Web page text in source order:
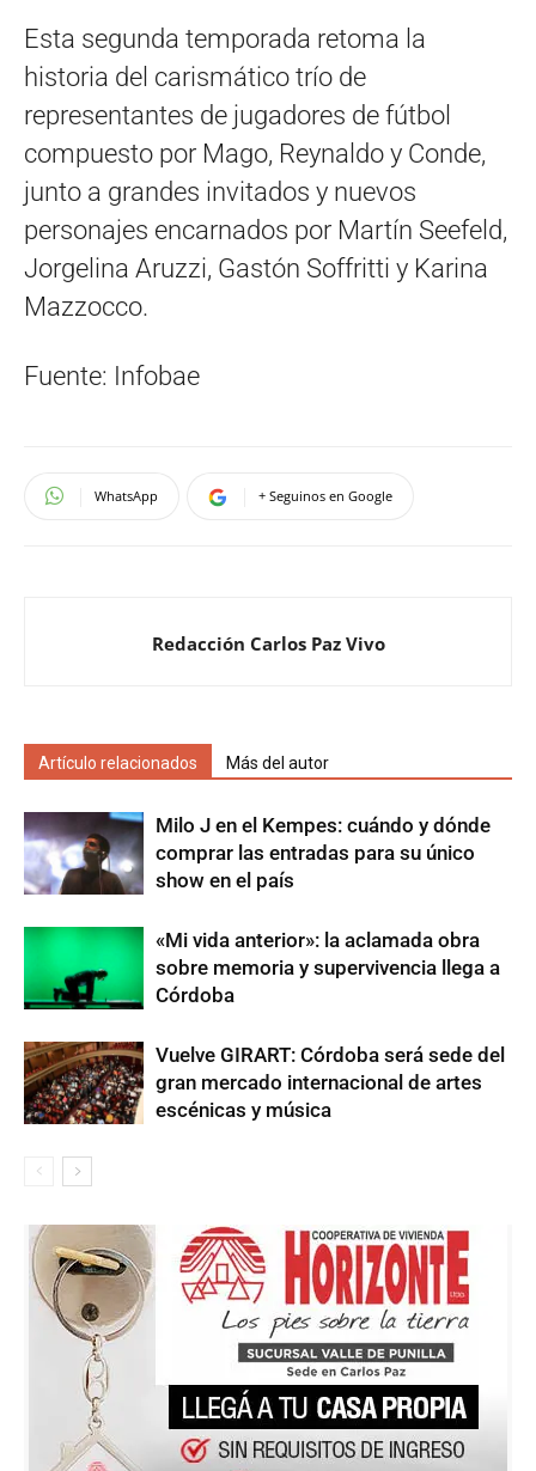
Esta segunda temporada retoma la
historia del carismático trío de
representantes de jugadores de fútbol
compuesto por Mago, Reynaldo y Conde,
junto a grandes invitados y nuevos
personajes encarnados por Martín Seefeld,
Jorgelina Aruzzi, Gastón Soffritti y Karina
Mazzocco.
Fuente: Infobae
WhatsApp + Seguinos en Google
Redacción Carlos Paz Vivo
Artículo relacionados Más del autor
Milo J en el Kempes: cuándo y dónde
comprar las entradas para su único
show en el país
«Mi vida anterior»: la aclamada obra
sobre memoria y supervivencia llega a
Córdoba
Vuelve GIRART: Córdoba será sede del
gran mercado internacional de artes
escénicas y música